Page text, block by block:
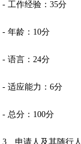
- 工作经验：35分
- 年龄：10分
- 语言：24分
- 适应能力：6分
- 总分：100分
3、申请人及其随行